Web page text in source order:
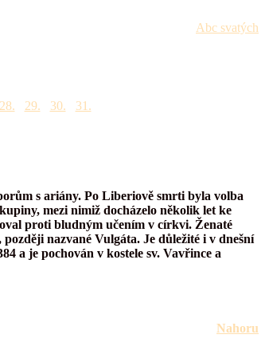
Abc svatých
28. 29. 30. 31.
s ariány. Po Liberiově smrti byla volba
mezi nimiž docházelo několik let ke
proti bludným učením v církvi. Ženaté
nazvané Vulgáta. Je důležité i v dnešní
a je pochován v kostele sv. Vavřince a
Nahoru